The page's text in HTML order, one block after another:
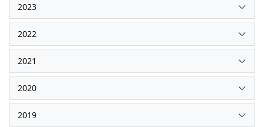
2023
2022
2021
2020
2019